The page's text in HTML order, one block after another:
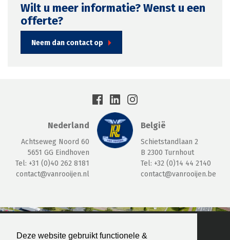
Deze website gebruikt functionele &
Wilt u meer informatie? Wenst u een
offerte?
Neem dan contact op
Nederland
Achtseweg Noord 60
5651 GG Eindhoven
Tel: +31 (0)40 262 8181
contact@vanrooijen.nl
België
Schietstandlaan 2
B 2300 Turnhout
Tel: +32 (0)14 44 2140
contact@vanrooijen.be